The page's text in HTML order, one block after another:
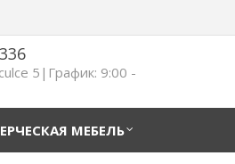
5|График: 9:00 -
МЕБЕЛЬ